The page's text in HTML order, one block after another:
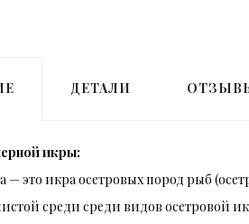
ДЕТАЛИ
икры:
— это икра осетровых пород рыб
среди среди видов осетровой